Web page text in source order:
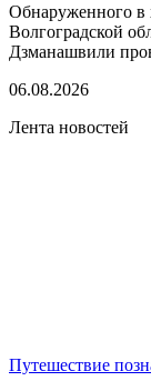
Обнаруженного в
Волгоградской
Дзманашвили
06.08.2026
Лента новостей
Путешествие